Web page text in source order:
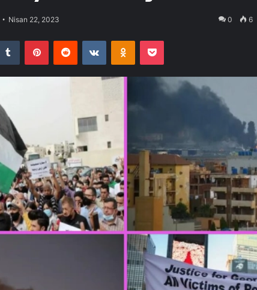
Nisan 22, 2023 0 6
Tumblr PinterestReddit VKontakteOdnoklassniki
Pocket